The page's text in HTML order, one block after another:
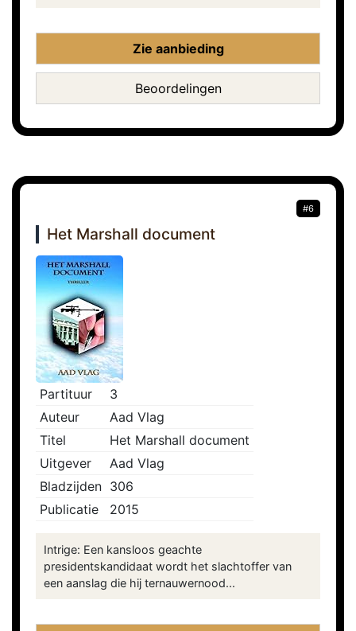
Zie aanbieding
Beoordelingen
#6
Het Marshall document
Partituur
3
Auteur
Aad Vlag
Titel
Het Marshall document
Uitgever
Aad Vlag
Bladzijden 306
Publicatie
2015
Intrige: Een kansloos geachte
presidentskandidaat wordt het slachtoffer van
een aanslag die hij ternauwernood...